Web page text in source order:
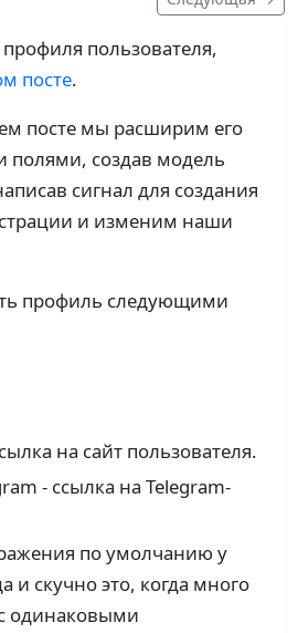
пользователя,
посте.
посте мы расширим его
создав модель
сигнал для создания
и изменим наши
профиль следующими
на сайт пользователя.
- ссылка на Telegram-
по умолчанию у
и скучно это, когда много
одинаковыми